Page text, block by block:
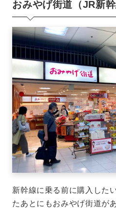
おみやげ街道（JR新幹
新幹線に乗る前に購入した
たあとにもおみやげ街道が